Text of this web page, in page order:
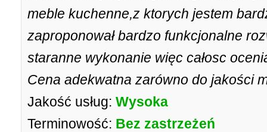
meble kuchenne,z ktorych jestem
zaproponował bardzo funkcjonalne
staranne wykonanie więc całosc
Cena adekwatna zarówno do jakości
Jakość usług: Wysoka
Terminowość: Bez zastrzeżeń